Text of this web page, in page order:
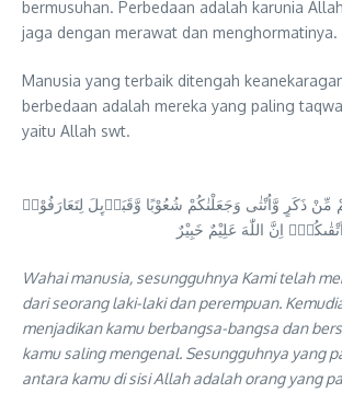
bermusuhan. Perbedaan adalah karunia
jaga dengan merawat dan menghormatinya.
Manusia yang terbaik ditengah
berbedaan adalah mereka yang paling
yaitu Allah swt.
مِّنْ ذَكَرٍ وَّاُنْثٰى وَجَعَلْنٰكُمْ شُعُوْبًا وَّقَبَاۤىِٕلَ لِتَعَارَفُوْاۚ
اِنَّ اللّٰهَ عَلِيْمٌ خَبِيْرٌ
Wahai manusia, sesungguhnya Kami telah
dari seorang laki-laki dan perempuan.
menjadikan kamu berbangsa-bangsa dan
kamu saling mengenal. Sesungguhnya yang
antara kamu di sisi Allah adalah orang yang